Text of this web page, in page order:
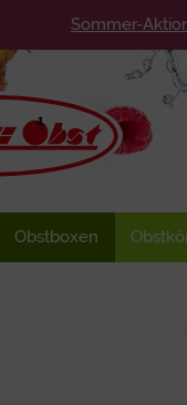
Sommer-
Obstboxen